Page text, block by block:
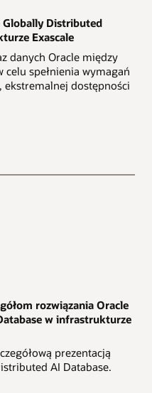
Globally Distributed
Exascale
danych Oracle między
spełnienia wymagań
ekstremalnej dostępności
rozwiązania Oracle
w infrastrukturze
prezentacją
AI Database.